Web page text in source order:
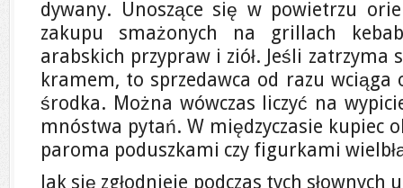
dywany. Unoszące się w powietrzu
zakupu smażonych na grillach
arabskich przypraw i ziół. Jeśli
kramem, to sprzedawca od razu wciąga
środka. Można wówczas liczyć na
mnóstwa pytań. W międzyczasie kupiec
paroma poduszkami czy figurkami
Jak się zgłodnieje podczas tych